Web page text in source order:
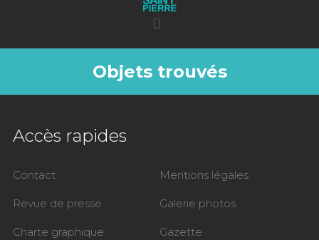
Objets trouvés
Accès rapides
Contact Mentions légales
Revue de presse Galerie photos
Charte graphique Gazette